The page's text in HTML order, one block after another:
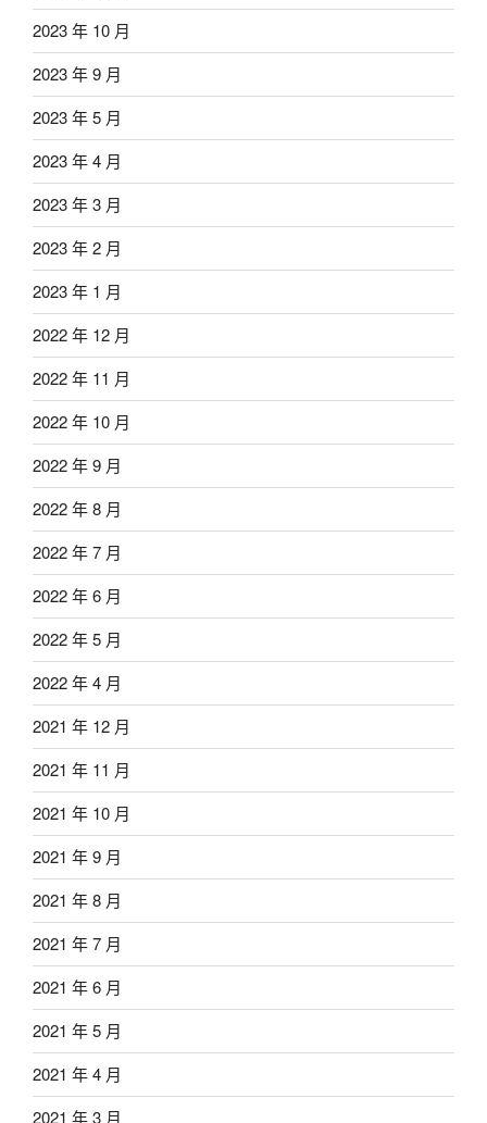
2023 年 10 月
2023 年 9 月
2023 年 5 月
2023 年 4 月
2023 年 3 月
2023 年 2 月
2023 年 1 月
2022 年 12 月
2022 年 11 月
2022 年 10 月
2022 年 9 月
2022 年 8 月
2022 年 7 月
2022 年 6 月
2022 年 5 月
2022 年 4 月
2021 年 12 月
2021 年 11 月
2021 年 10 月
2021 年 9 月
2021 年 8 月
2021 年 7 月
2021 年 6 月
2021 年 5 月
2021 年 4 月
2021 年 3 月